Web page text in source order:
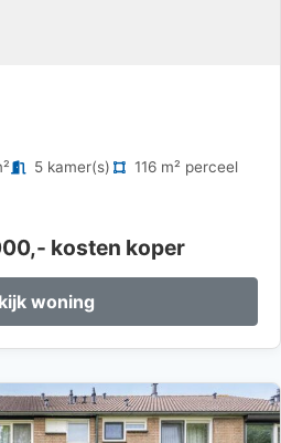
5 kamer(s) 116 m² perceel
kosten koper
woning